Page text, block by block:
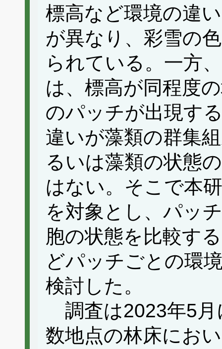
標高など環境の違
が異なり、彩雪の
られている。一方
は、標高が同程度
のパッチが出現す
違いが藻類の群集
るいは藻類の状態
はない。そこで本
を対象とし、パッ
胞の状態を比較す
どパッチごとの環
検討した。
調査は2023年5月
数地点の林床にお